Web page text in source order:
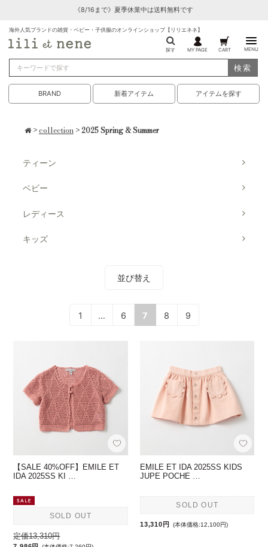
《8/16まで》夏季休業中は送料無料です
海外人気ブランドの雑貨・ベビー・子供服のオンラインショップ【リリエネネ】
探す MY PAGE CART MENU
検索
BRAND 新着アイテム アイテムを探す
>collection> 2025 Spring & Summer
ティーン
ベビー
レディース
キッズ
並び替え
1 … 6 7 8 9
【SALE 40%OFF】EMILE ET
IDA 2025SS KI …
SOLD OUT
定価13,310円
EMILE ET IDA 2025SS KIDS
JUPE POCHE …
SOLD OUT
13,310円 (本体価格:12,100円)